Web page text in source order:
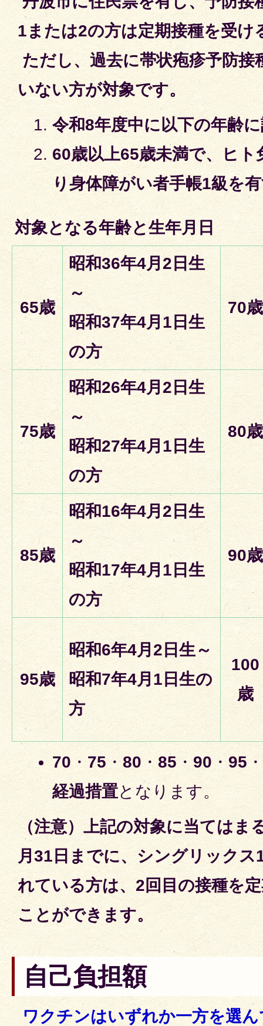
1または2の方は定期接種を受け
ただし、過去に帯状疱疹予防接
いない方が対象です。
令和8年度中に以下の年齢
60歳以上65歳未満で、ヒ
り身体障がい者手帳1級を
対象となる年齢と生年月日
65歳
昭和36年4月2日生
～
昭和37年4月1日生
の方
70歳
75歳
昭和26年4月2日生
～
昭和27年4月1日生
の方
80歳
85歳
昭和16年4月2日生
～
昭和17年4月1日生
の方
90歳
95歳
昭和6年4月2日生～
昭和7年4月1日生の
方
100
歳
70 ・75 ・80 ・85・90・ 95
経過措置となります。
（注意）上記の対象に当てはま
月31日までに、シングリックス
れている方は、2回目の接種を
ことができます。
自己負担額
ワクチンはいずれか一方を選